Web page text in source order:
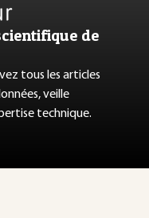
de
tous les articles
veille
technique.